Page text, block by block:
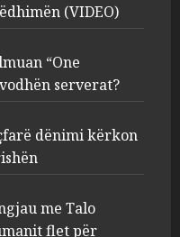
të maskuar
Albania”,
A u vodhën
jep pretencën, ja
kërkon për
(VIDEO)
“One
serverat?
dënimi kërkon
me Talo
flet për